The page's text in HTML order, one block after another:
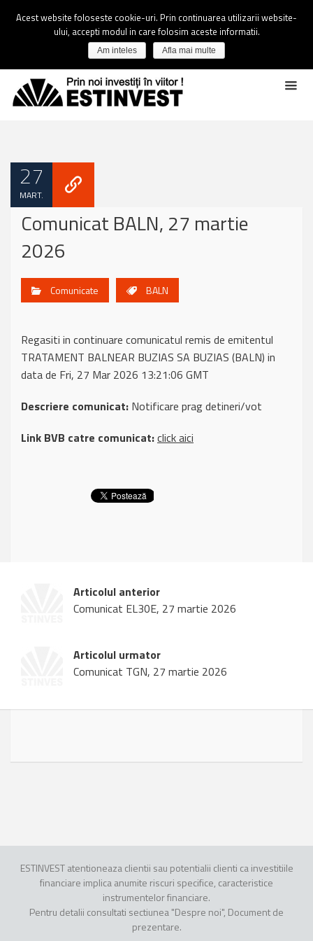
27
MART.
Comunicat BALN, 27 martie
2026
Comunicate BALN
Regasiti in continuare comunicatul remis de emitentul
TRATAMENT BALNEAR BUZIAS SA BUZIAS (BALN) in
data de Fri, 27 Mar 2026 13:21:06 GMT
Descriere comunicat: Notificare prag detineri/vot
Link BVB catre comunicat:click aici
Articolul anterior
Comunicat EL30E, 27 martie 2026
Articolul urmator
Comunicat TGN, 27 martie 2026
ESTINVEST atentioneaza clientii sau potentialii clienti ca investitiile
financiare implica anumite riscuri specifice, caracteristice
instrumentelor financiare.
Pentru detalii consultati sectiunea "Despre noi", Document de
prezentare.
Acest website foloseste cookie-uri. Prin continuarea utilizarii website-
ului, accepti modul in care folosim aceste informatii.
Am inteles Afla mai multe